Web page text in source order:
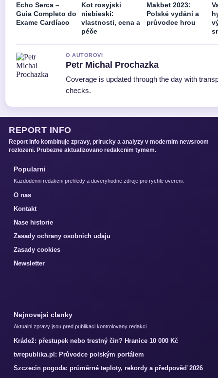
Echo Serca –
Guia Completo do
Exame Cardíaco
Kot rosyjski
niebieski:
vlastnosti, cena a
péče
Makbet 2023:
Polské vydání a
průvodce hrou
O AUTOROVI
Petr Michal Prochazka
Coverage is updated through the day with
checks.
REPORT INFO
Report Info kombinuje zpravy, prirucky a analyzy v modernim newsroom
rozlozeni. Prubezne aktualizovano redakcnim tymem.
Popularni
Kazdodenni redakcni prehledy a duveryhodne zdroje pro rychle overeni.
O nas
Kontakt
Nase historie
Zasady ochrany osobnich udaju
Zasady cookies
Newsletter
Nejnovejsi clanky
Aktualni zpravy jsou pred publikaci kontrolovany redakci.
Krádež: přestupek nebo trestný čin? Hranice 10 000 Kč
tvrepublika.pl: Průvodce polským portálem
Szczecin pogoda: průměrné teploty, rekordy a předpověď 2026